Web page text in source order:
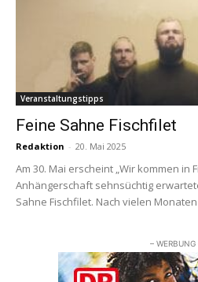
Veranstaltungstipps
Feine Sahne Fischfilet
Redaktion - 20. Mai 2025
Am 30. Mai erscheint „Wir kommen in
Anhängerschaft sehnsüchtig
Sahne Fischfilet. Nach vielen Monaten
– WERBUNG